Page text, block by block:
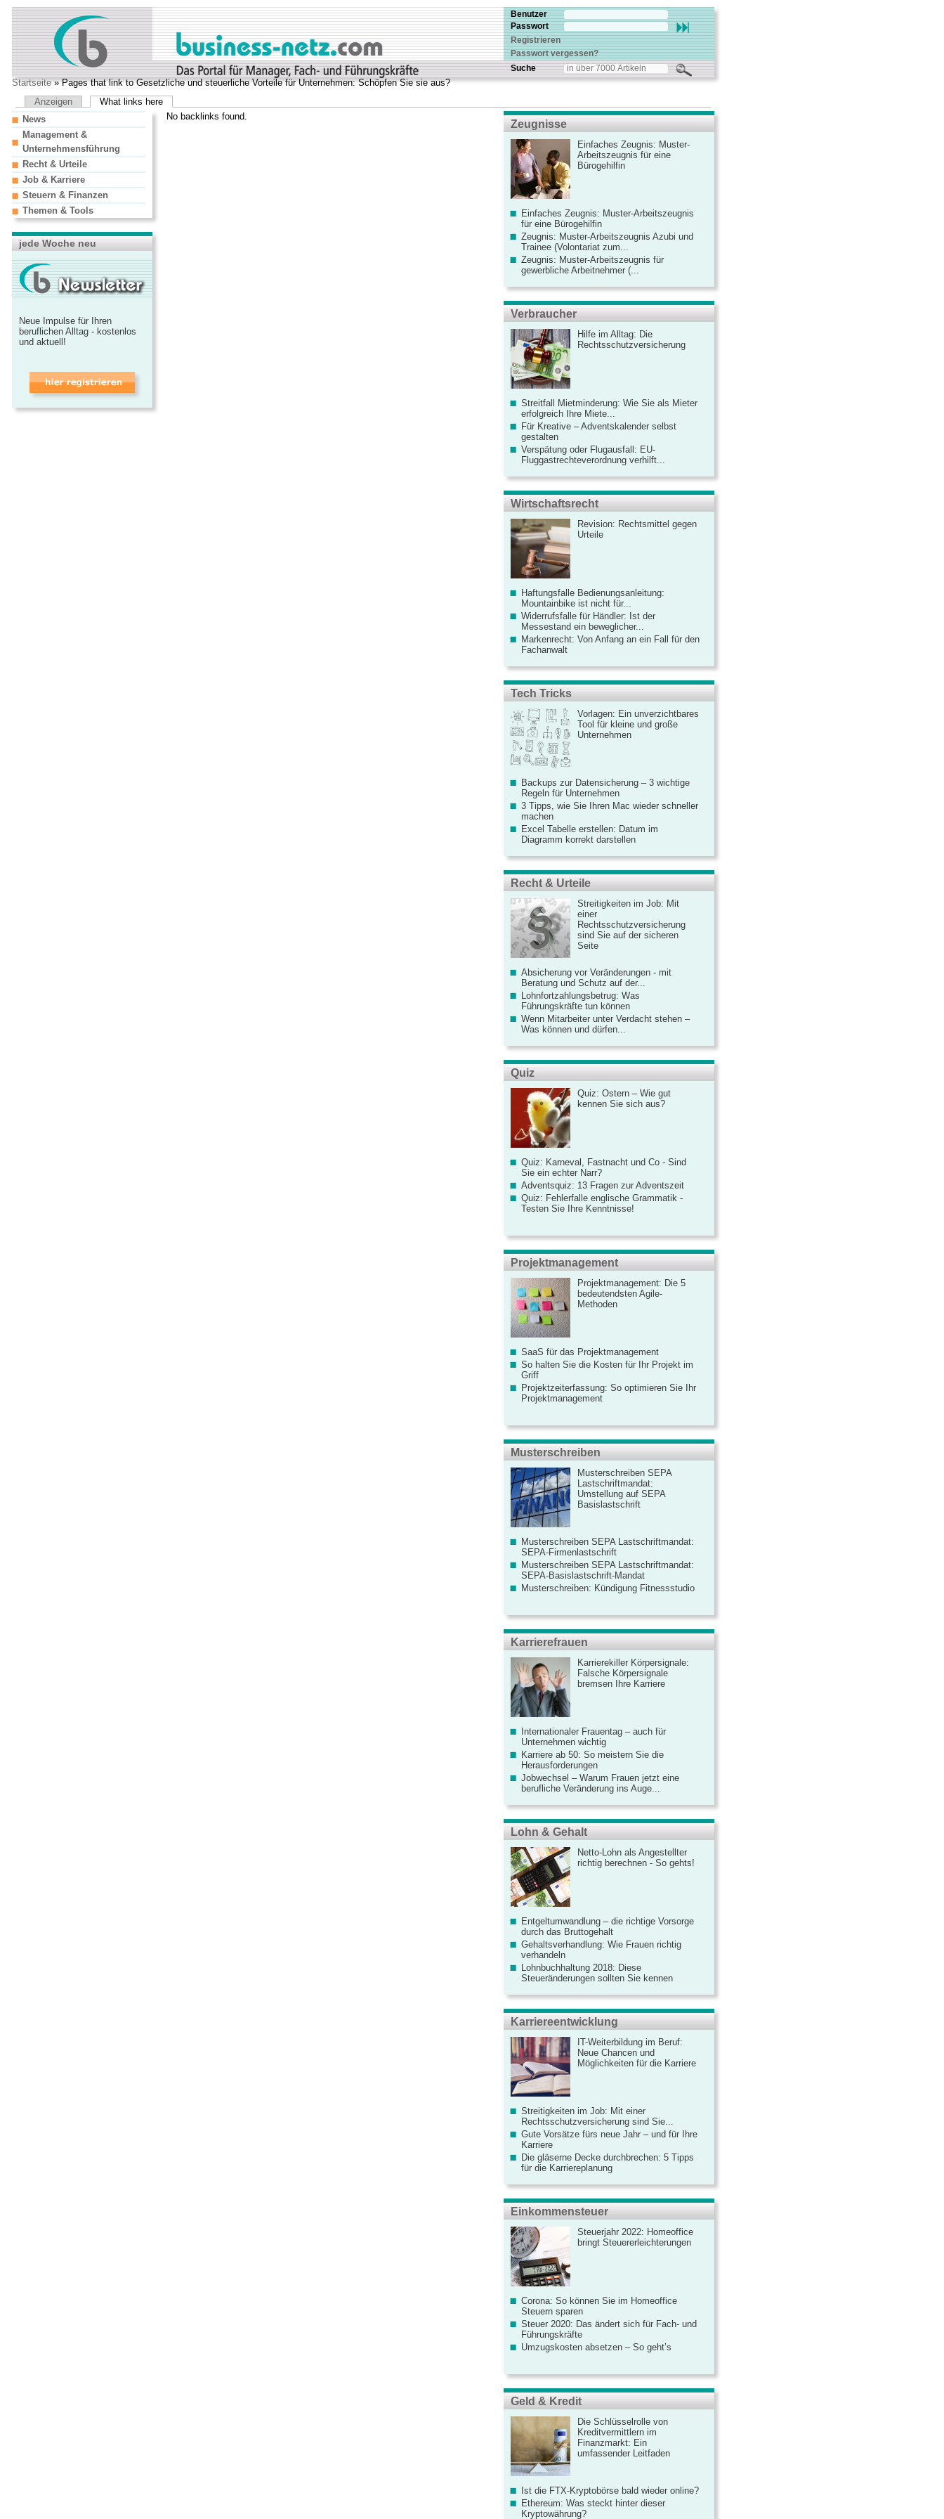
Benutzer
Passwort
Registrieren
Passwort vergessen?
Suche
Startseite» Pages that link to Gesetzliche und steuerliche Vorteile für Unternehmen: Schöpfen Sie sie aus?
Anzeigen
What links here
No backlinks found.
News
Management &
Unternehmensführung
Recht & Urteile
Job & Karriere
Steuern & Finanzen
Themen & Tools
jede Woche neu
Neue Impulse für Ihren
beruflichen Alltag - kostenlos
und aktuell!
Zeugnisse
Einfaches Zeugnis: Muster-
Arbeitszeugnis für eine
Bürogehilfin
Einfaches Zeugnis: Muster-Arbeitszeugnis
für eine Bürogehilfin
Zeugnis: Muster-Arbeitszeugnis Azubi und
Trainee (Volontariat zum...
Zeugnis: Muster-Arbeitszeugnis für
gewerbliche Arbeitnehmer (...
Verbraucher
Hilfe im Alltag: Die
Rechtsschutzversicherung
Streitfall Mietminderung: Wie Sie als Mieter
erfolgreich Ihre Miete...
Für Kreative – Adventskalender selbst
gestalten
Verspätung oder Flugausfall: EU-
Fluggastrechteverordnung verhilft...
Wirtschaftsrecht
Revision: Rechtsmittel gegen
Urteile
Haftungsfalle Bedienungsanleitung:
Mountainbike ist nicht für...
Widerrufsfalle für Händler: Ist der
Messestand ein beweglicher...
Markenrecht: Von Anfang an ein Fall für den
Fachanwalt
Tech Tricks
Vorlagen: Ein unverzichtbares
Tool für kleine und große
Unternehmen
Backups zur Datensicherung – 3 wichtige
Regeln für Unternehmen
3 Tipps, wie Sie Ihren Mac wieder schneller
machen
Excel Tabelle erstellen: Datum im
Diagramm korrekt darstellen
Recht & Urteile
Streitigkeiten im Job: Mit
einer
Rechtsschutzversicherung
sind Sie auf der sicheren
Seite
Absicherung vor Veränderungen - mit
Beratung und Schutz auf der...
Lohnfortzahlungsbetrug: Was
Führungskräfte tun können
Wenn Mitarbeiter unter Verdacht stehen –
Was können und dürfen...
Quiz
Quiz: Ostern – Wie gut
kennen Sie sich aus?
Quiz: Karneval, Fastnacht und Co - Sind
Sie ein echter Narr?
Adventsquiz: 13 Fragen zur Adventszeit
Quiz: Fehlerfalle englische Grammatik -
Testen Sie Ihre Kenntnisse!
Projektmanagement
Projektmanagement: Die 5
bedeutendsten Agile-
Methoden
SaaS für das Projektmanagement
So halten Sie die Kosten für Ihr Projekt im
Griff
Projektzeiterfassung: So optimieren Sie Ihr
Projektmanagement
Musterschreiben
Musterschreiben SEPA
Lastschriftmandat:
Umstellung auf SEPA
Basislastschrift
Musterschreiben SEPA Lastschriftmandat:
SEPA-Firmenlastschrift
Musterschreiben SEPA Lastschriftmandat:
SEPA-Basislastschrift-Mandat
Musterschreiben: Kündigung Fitnessstudio
Karrierefrauen
Karrierekiller Körpersignale:
Falsche Körpersignale
bremsen Ihre Karriere
Internationaler Frauentag – auch für
Unternehmen wichtig
Karriere ab 50: So meistern Sie die
Herausforderungen
Jobwechsel – Warum Frauen jetzt eine
berufliche Veränderung ins Auge...
Lohn & Gehalt
Netto-Lohn als Angestellter
richtig berechnen - So gehts!
Entgeltumwandlung – die richtige Vorsorge
durch das Bruttogehalt
Gehaltsverhandlung: Wie Frauen richtig
verhandeln
Lohnbuchhaltung 2018: Diese
Steueränderungen sollten Sie kennen
Karriereentwicklung
IT-Weiterbildung im Beruf:
Neue Chancen und
Möglichkeiten für die Karriere
Streitigkeiten im Job: Mit einer
Rechtsschutzversicherung sind Sie...
Gute Vorsätze fürs neue Jahr – und für Ihre
Karriere
Die gläserne Decke durchbrechen: 5 Tipps
für die Karriereplanung
Einkommensteuer
Steuerjahr 2022: Homeoffice
bringt Steuererleichterungen
Corona: So können Sie im Homeoffice
Steuern sparen
Steuer 2020: Das ändert sich für Fach- und
Führungskräfte
Umzugskosten absetzen – So geht’s
Geld & Kredit
Die Schlüsselrolle von
Kreditvermittlern im
Finanzmarkt: Ein
umfassender Leitfaden
Ist die FTX-Kryptobörse bald wieder online?
Ethereum: Was steckt hinter dieser
Kryptowährung?